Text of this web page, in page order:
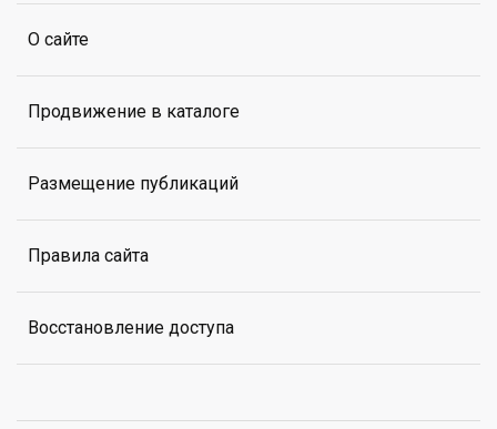
О сайте
Продвижение в каталоге
Размещение публикаций
Правила сайта
Восстановление доступа